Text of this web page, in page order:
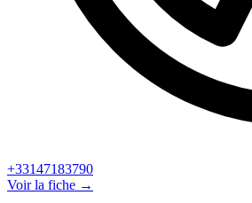
+33147183790
Voir la fiche →